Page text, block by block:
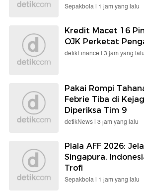
Sepakbola | 1 jam yang lalu
Kredit Macet 16
OJK Perketat
detikFinance | 3 jam yang lalu
Pakai Rompi
Febrie Tiba di
Diperiksa Tim 9
detikNews | 3 jam yang lalu
Piala AFF 2026:
Singapura,
Trofi
Sepakbola | 1 jam yang lalu